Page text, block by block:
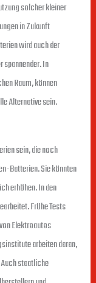
solcher kleiner
in Zukunft
wird auch der
In
Raum, können
Alternative sein.
sein, die noch
Batterien. Sie könnten
erhöhen. In den
Frühe Tests
Elektroautos
arbeiten daran,
staatliche